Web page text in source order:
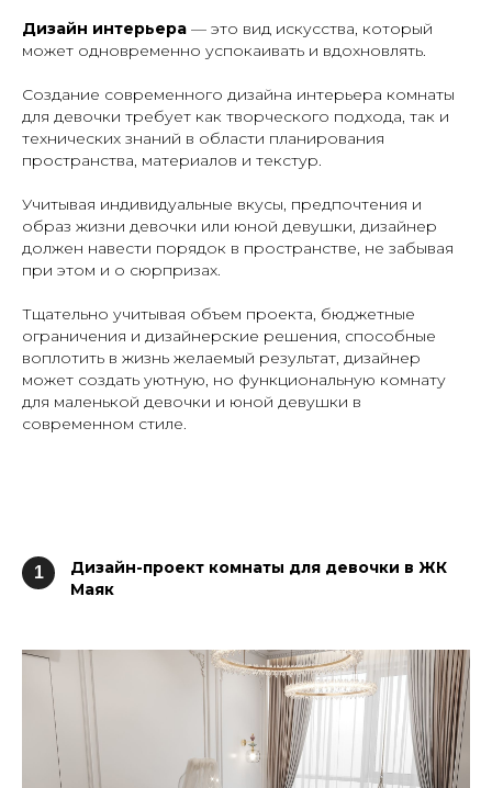
Дизайн интерьера — это вид искусства, который
может одновременно успокаивать и вдохновлять.
Создание современного дизайна интерьера комнаты
для девочки требует как творческого подхода, так и
технических знаний в области планирования
пространства, материалов и текстур.
Учитывая индивидуальные вкусы, предпочтения и
образ жизни девочки или юной девушки, дизайнер
должен навести порядок в пространстве, не забывая
при этом и о сюрпризах.
Тщательно учитывая объем проекта, бюджетные
ограничения и дизайнерские решения, способные
воплотить в жизнь желаемый результат, дизайнер
может создать уютную, но функциональную комнату
для маленькой девочки и юной девушки в
современном стиле.
1 Дизайн-проект комнаты для девочки в ЖК
Маяк